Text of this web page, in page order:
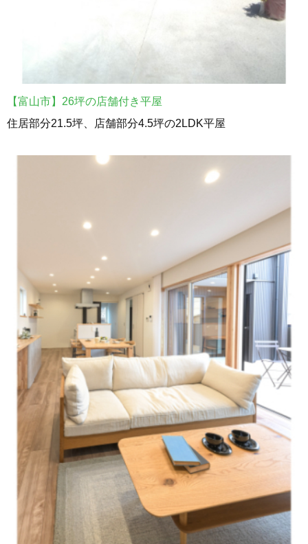
【富山市】26坪の店舗付き平屋
住居部分21.5坪、店舗部分4.5坪の2LDK平屋